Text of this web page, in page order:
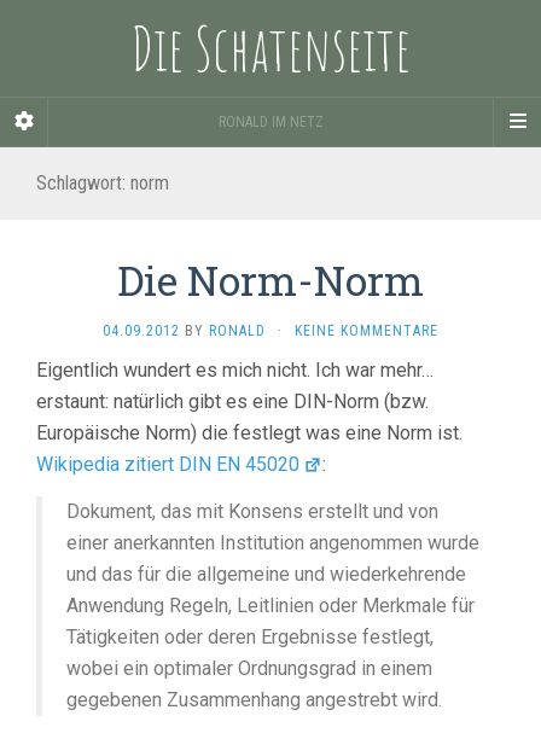
Die Schatenseite
RONALD IM NETZ
Schlagwort: norm
Die Norm-Norm
04.09.2012 BY RONALD · KEINE KOMMENTARE
Eigentlich wundert es mich nicht. Ich war mehr…
erstaunt: natürlich gibt es eine DIN-Norm (bzw.
Europäische Norm) die festlegt was eine Norm ist.
Wikipedia zitiert DIN EN 45020
:
Dokument, das mit Konsens erstellt und von
einer anerkannten Institution angenommen wurde
und das für die allgemeine und wiederkehrende
Anwendung Regeln, Leitlinien oder Merkmale für
Tätigkeiten oder deren Ergebnisse festlegt,
wobei ein optimaler Ordnungsgrad in einem
gegebenen Zusammenhang angestrebt wird.